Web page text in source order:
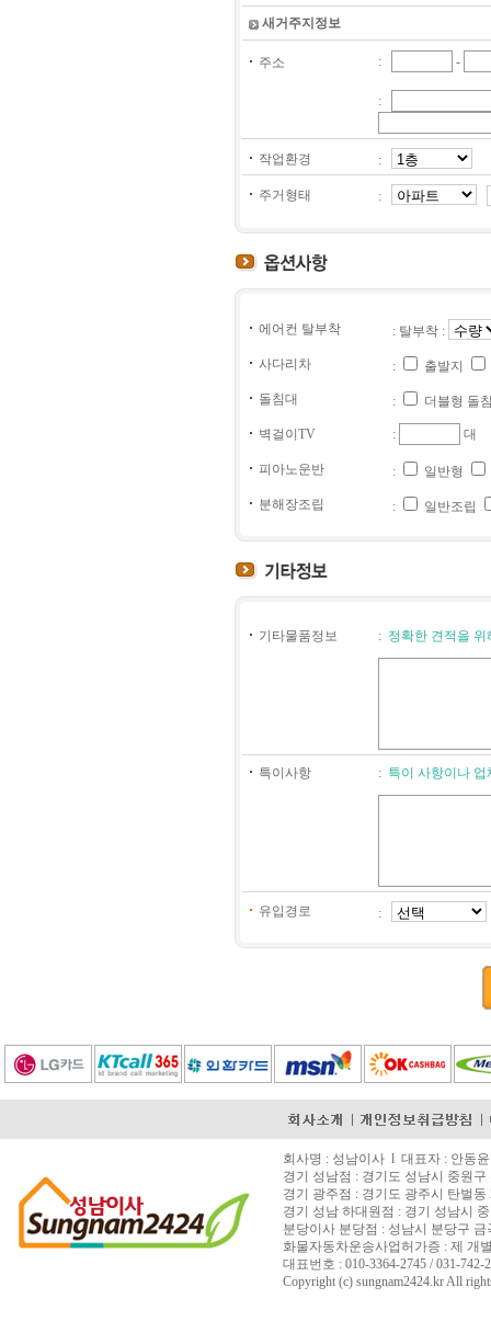
새거주지정보
주소 : -
:
작업환경 :
주거형태 :
에어컨 탈부착 : 탈부착 :
사다리차 : 출발지
돌침대 : 더블형 돌
벽걸이TV : 대
피아노운반 : 일반형
분해장조립 : 일반조립
기타물품정보 : 정확한 견적을
특이사항 : 특이 사항이나
유입경로 :
회사명 : 성남이사 l 대표자 : 안동
경기 성남점 : 경기도 성남시 중원
경기 광주점 : 경기도 광주시 탄벌동
경기 성남 하대원점 : 경기 성남시
분당이사 분당점 : 성남시 분당구 금
화물자동차운송사업허가증 : 제 개
대표번호 : 010-3364-2745 / 031-742-
Copyright (c) sungnam2424.kr All